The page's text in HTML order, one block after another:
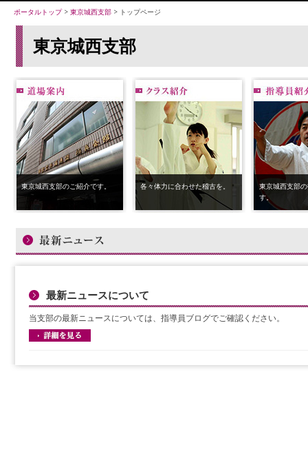
ポータルトップ> 東京城西支部 > トップページ
東京城西支部
東京城西支部のご紹介です。 各々体力に合わせた稽古を。
東京城西支部
す。
最新ニュースについて
当支部の最新ニュースについては、指導員ブログでご確認ください。